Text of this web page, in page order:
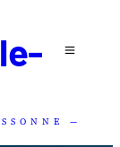
—